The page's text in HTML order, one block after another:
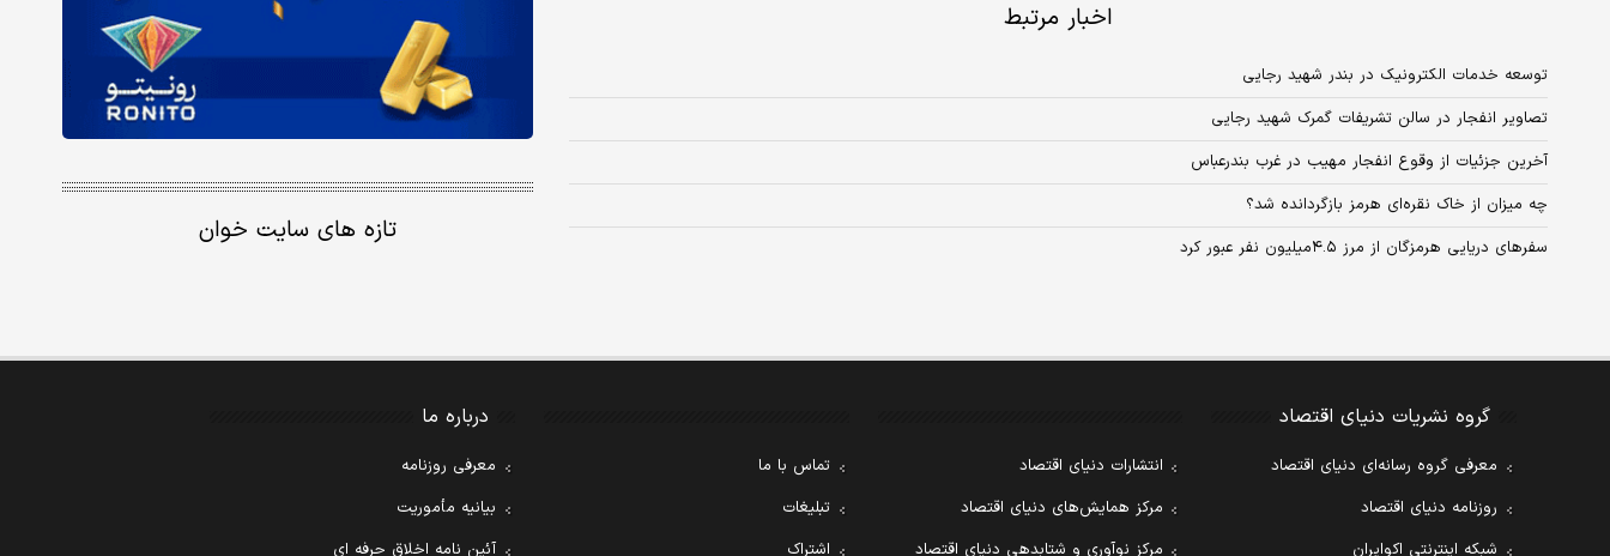
اخبار مرتبط
توسعه خدمات الکترونیک در بندر شهید رجایی
تصاویر انفجار در سالن تشریفات گمرک شهید رجایی
آخرین جزئیات از وقوع انفجار مهیب در غرب بندرعباس
چه میزان از خاک نقره‌ای هرمز بازگردانده شد؟
سفرهای دریایی هرمزگان از مرز ۴.۵میلیون نفر عبور کرد
تازه های سایت خوان
گروه نشریات دنیای اقتصاد
معرفی گروه رسانه‌ای دنیای اقتصاد
روزنامه دنیای اقتصاد
شبکه اینترنتی اکوایران
انتشارات دنیای اقتصاد
مرکز همایش‌های دنیای اقتصاد
مرکز نوآوری و شتابدهی دنیای اقتصاد
تماس با ما
تبلیغات
اشتراک
درباره ما
معرفی روزنامه
بیانیه مأموریت
آئین نامه اخلاق حرفه ای